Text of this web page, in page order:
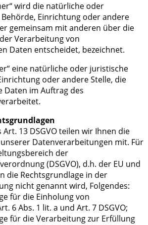
wird die natürliche oder
Einrichtung oder andere
gemeinsam mit anderen über die
Verarbeitung von
Daten entscheidet, bezeichnet.
eine natürliche oder juristische
oder andere Stelle, die
Daten im Auftrag des
Art. 13 DSGVO teilen wir Ihnen die
Datenverarbeitungen mit. Für
der
(DSGVO), d.h. der EU und
die Rechtsgrundlage in der
nicht genannt wird, Folgendes:
für die Einholung von
6 Abs. 1 lit. a und Art. 7 DSGVO;
für die Verarbeitung zur Erfüllung